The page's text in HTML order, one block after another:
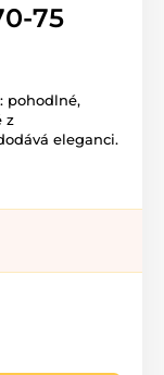
75
pohodlné,
z
eleganci.